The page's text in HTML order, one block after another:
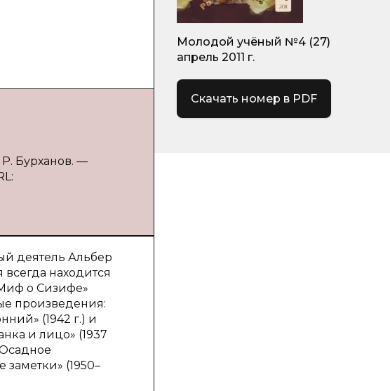
Бурханов. —
деятель Альбер
находится
о Сизифе»
произведения:
(1942 г.) и
и лицо» (1937
(1950–
Молодой учёный №4 (27)
апрель 2011 г.
Скачать номер в PDF